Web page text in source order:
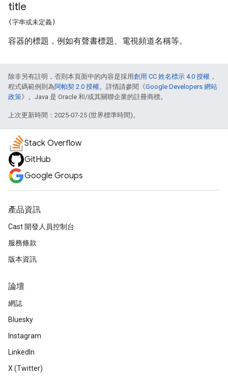
title
(字串或未定義)
容器的標題，例如有聲書標題、電視頻道名稱等。
除非另有註明，否則本頁面中的內容是採用創用 CC 姓名標示 4.0 授權 ，
程式碼範例則為阿帕契 2.0 授權。詳情請參閱《Google Developers 網站
政策》。Java 是 Oracle 和/或其關聯企業的註冊商標。
上次更新時間：2025-07-25 (世界標準時間)。
Stack Overflow
GitHub
Google Groups
產品資訊
Cast 開發人員控制台
服務條款
版本資訊
論壇
網誌
Bluesky
Instagram
LinkedIn
X (Twitter)